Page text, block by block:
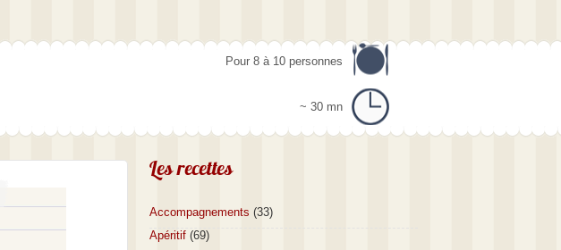
Pour 8 à 10 personnes
~ 30 mn
Les recettes
Accompagnements (33)
Apéritif (69)